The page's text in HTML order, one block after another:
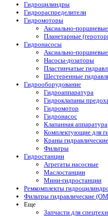
Гидроцилиндры
Гидрораспределители
Гидромоторы
Аксиально-
Планетарные
Гидронасосы
Аксиально-
Насосы-дозаторы
Пластинчатые
Шестеренные
Гидрооборудование
Гидроаппаратура
Гидроклапаны
Гидромотор
Гидронасос
Клапанная аппаратура
Комплектующие для
Краны гидравлические
Фильтры
Гидростанции
Агрегаты насосные
Маслостанции
Мини-гидростанции
Ремкомплекты
Фильтры гидравлические
Еще
Запчасти для